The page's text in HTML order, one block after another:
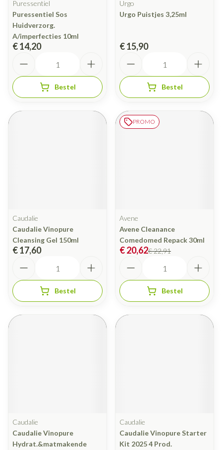
Puressentiel
Puressentiel Sos
Huidverzorg.
A/imperfecties 10ml
€ 14,20
Bestel
Urgo
Urgo Puistjes 3,25ml
€ 15,90
Bestel
Caudalie
Caudalie Vinopure
Cleansing Gel 150ml
€ 17,60
Bestel
PROMO
Avene
Avene Cleanance
Comedomed Repack 30ml
€ 22,91
€ 20,62
Bestel
Caudalie
Caudalie Vinopure
Hydrat.&matmakende
Caudalie
Caudalie Vinopure Starter
Kit 2025 4 Prod.